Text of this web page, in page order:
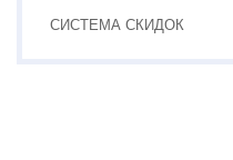
СИСТЕМАСКИДОК